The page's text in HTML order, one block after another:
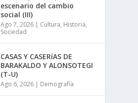
escenario del cambio
social (III)
Ago 7, 2026 | Cultura, Historia,
Sociedad
CASAS Y CASERíAS DE
BARAKALDO Y ALONSOTEGI
(T-U)
Ago 6, 2026 | Demografía